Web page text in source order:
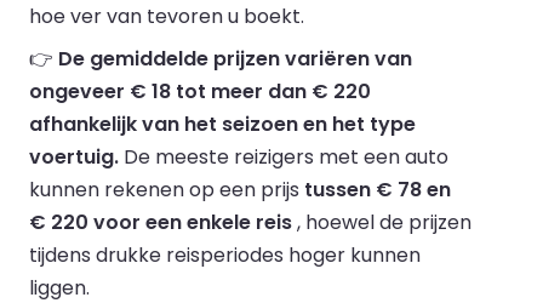
hoe ver van tevoren u boekt.
👉 De gemiddelde prijzen variëren van
ongeveer € 18 tot meer dan € 220
afhankelijk van het seizoen en het type
voertuig. De meeste reizigers met een auto
kunnen rekenen op een prijs tussen € 78 en
€ 220 voor een enkele reis, hoewel de prijzen
tijdens drukke reisperiodes hoger kunnen
liggen.